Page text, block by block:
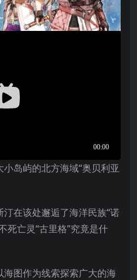
岛屿的北方海域“奥贝利亚
在该处邂逅了海洋民族“诺
死亡灵“古里格”究竟是什
图作为线索探索广大的海